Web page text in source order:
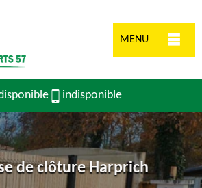
MENU
indisponible
de clôture Harprich